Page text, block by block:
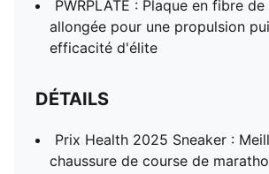
PWRPLATE : Plaque en fibre
allongée pour une propulsion
efficacité d'élite
DÉTAILS
Prix Health 2025 Sneaker :
chaussure de course de